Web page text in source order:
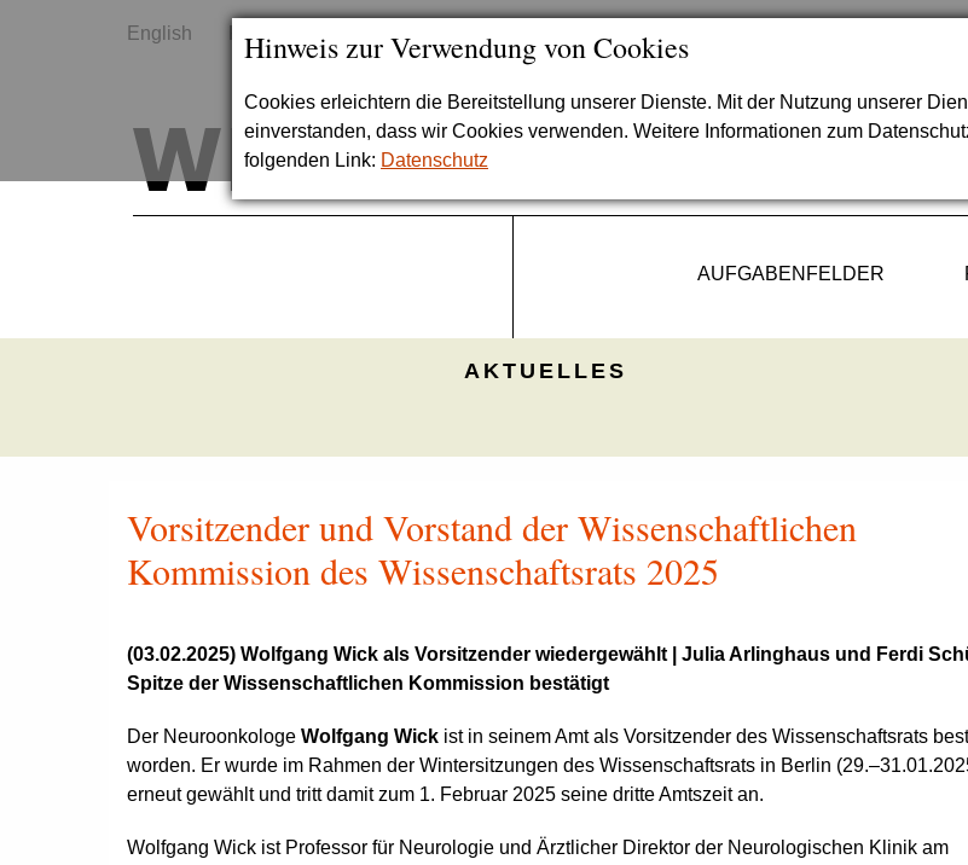
Hinweis zur Verwendung von Cookies
Cookies erleichtern die Bereitstellung unserer Dienste. Mit der Nutzung unserer
einverstanden, dass wir Cookies verwenden. Weitere Informationen zum
folgenden Link: Datenschutz
English
AUFGABENFELDER
AKTUELLES
Vorsitzender und Vorstand der Wissenschaftlichen
Kommission des Wissenschaftsrats 2025
(03.02.2025) Wolfgang Wick als Vorsitzender wiedergewählt | Julia Arlinghaus und Ferdi
Spitze der Wissenschaftlichen Kommission bestätigt
Der Neuroonkologe Wolfgang Wick ist in seinem Amt als Vorsitzender des Wissenschaftsrats
worden. Er wurde im Rahmen der Wintersitzungen des Wissenschaftsrats in Berlin
erneut gewählt und tritt damit zum 1. Februar 2025 seine dritte Amtszeit an.
Wolfgang Wick ist Professor für Neurologie und Ärztlicher Direktor der Neurologischen Klinik am